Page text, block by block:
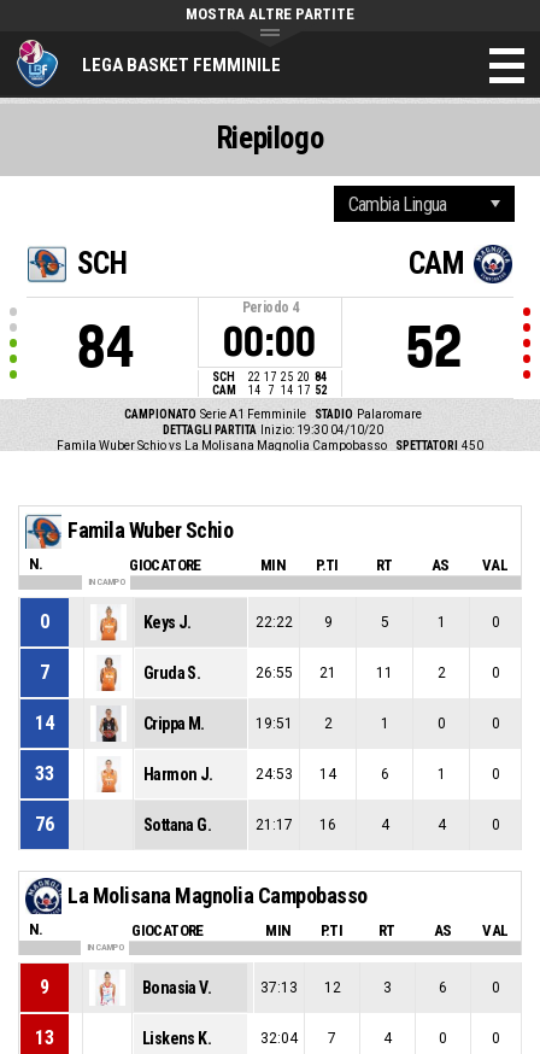
LEGA BASKET FEMMINILE
MOSTRA ALTRE PARTITE
SCH
84
Periodo 4
00:00
SCH 22 17 25 20 84
CAM
14 7 14 17 52
CAM
52
CAMPIONATO Serie A1 Femminile STADIO Palaromare
DETTAGLI PARTITA
Inizio: 19:30 04/10/20
Famila Wuber Schio vs La Molisana Magnolia Campobasso
SPETTATORI 450
Riepilogo
Famila Wuber Schio
N. GIOCATORE MIN P.TI RT AS VAL
IN CAMPO
0 Keys J. 22:22 9 5 1 0
7 Gruda S. 26:55 21 11 2 0
14 Crippa M. 19:51 2 1 0 0
33 Harmon J. 24:53 14 6 1 0
76 Sottana G. 21:17 16 4 4 0
La Molisana Magnolia Campobasso
N. GIOCATORE MIN P.TI RT AS VAL
IN CAMPO
9 Bonasia V. 37:13 12 3 6 0
13 Liskens K. 32:04 7 4 0 0